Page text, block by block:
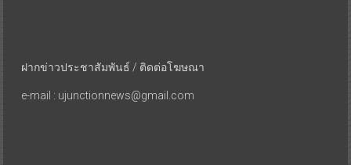
ฝากข่าวประชาสัมพันธ์ / ติดต่อโฆษณา
e-mail : ujunctionnews@gmail.com